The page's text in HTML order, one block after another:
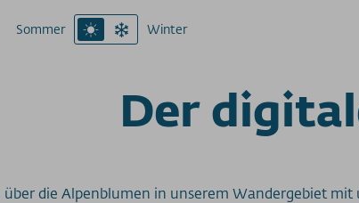
Sommer Winter
Der
die Alpenblumen in unserem Wandergebiet